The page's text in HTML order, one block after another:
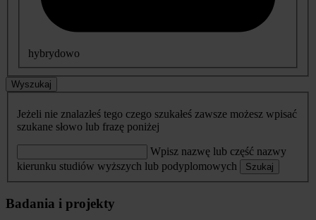
hybrydowo
Wyszukaj
Jeżeli nie znalazłeś tego czego szukałeś zawsze możesz wpisać
szukane słowo lub frazę poniżej
Wpisz nazwę lub część nazwy
kierunku studiów wyższych lub podyplomowych
Szukaj
Badania i projekty